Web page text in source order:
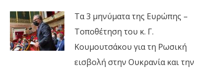
Τα 3 μηνύματα της Ευρώπης –
Τοποθέτηση του κ. Γ.
Κουμουτσάκου για τη Ρωσική
εισβολή στην Ουκρανία και την